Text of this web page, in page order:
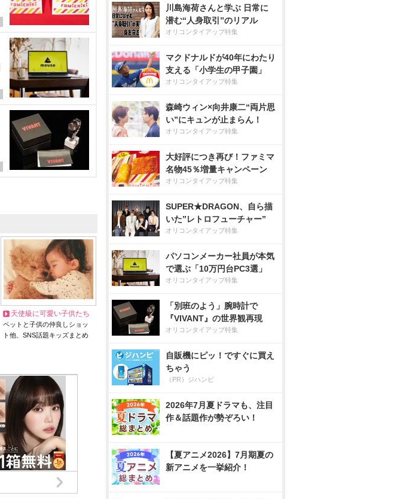
天使級に可愛い子供たち
ペットと子供の仲良しショッ
ト他、SNS話題キッズまとめ
川島海荷さんと学ぶ 日常に
潜む“人身取引”のリアル
オリコンタイアップ特集
マクドナルドが40年にわたり
支える「小学生の甲子園」
オリコンタイアップ特集
森崎ウィン×向井康二“両片思
い”にキュンが止まらん！
オリコンタイアップ特集
大好評につき再び！ファミマ
名物45％増量キャンペーン
オリコンタイアップ特集
SUPER★DRAGON、自ら描
いた”レトロフューチャー”
オリコンタイアップ特集
パソコンメーカー社員が本気
で選ぶ「10万円台PC3選」
オリコンタイアップ特集
「別班のよう」腕時計で
『VIVANT』の世界観再現
オリコンタイアップ特集
自販機にピッ！ですぐに買え
ちゃう
（PR）ジハンピ
2026年7月夏ドラマも、注目
作＆話題作が勢ぞろい！
【夏アニメ2026】7月期夏の
新アニメを一挙紹介！